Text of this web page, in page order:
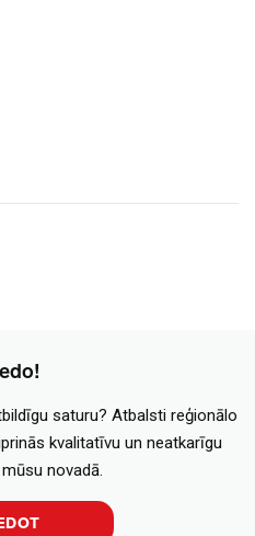
saturu? Atbalsti reģionālo
kvalitatīvu un neatkarīgu
novadā.